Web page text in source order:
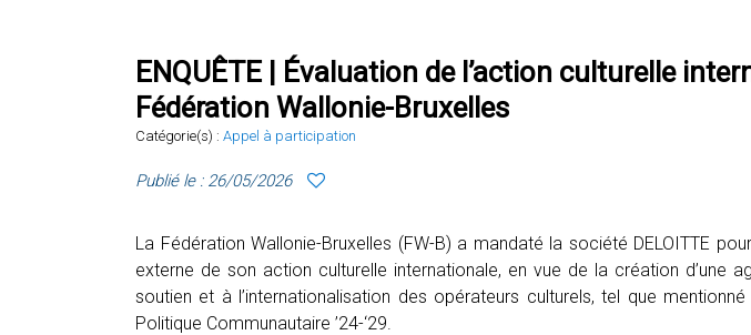
ENQUÊTE | Évaluation de l’action culturelle
Fédération Wallonie-Bruxelles
Catégorie(s) : Appel à participation
Publié le : 26/05/2026
La Fédération Wallonie-Bruxelles (FW-B) a mandaté la société DELOITTE
externe de son action culturelle internationale, en vue de la création d’une
soutien et à l’internationalisation des opérateurs culturels, tel que
Politique Communautaire ’24-‘29.